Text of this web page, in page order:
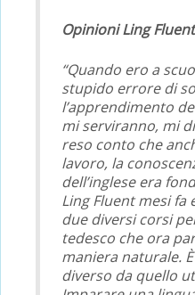
Opinioni Ling
“Quando ero a
stupido errore di
l’apprendimento
mi serviranno, mi
reso conto che
lavoro, la
dell’inglese era
Ling Fluent mesi fa
due diversi corsi
tedesco che ora
maniera naturale.
diverso da quello